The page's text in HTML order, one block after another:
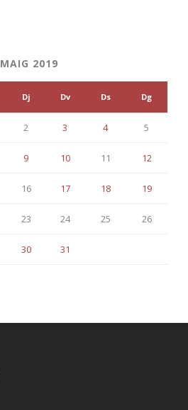
MAIG 2019
Dj Dv Ds Dg
2 3 4 5
9 10 11 12
16 17 18 19
23 24 25 26
30
31